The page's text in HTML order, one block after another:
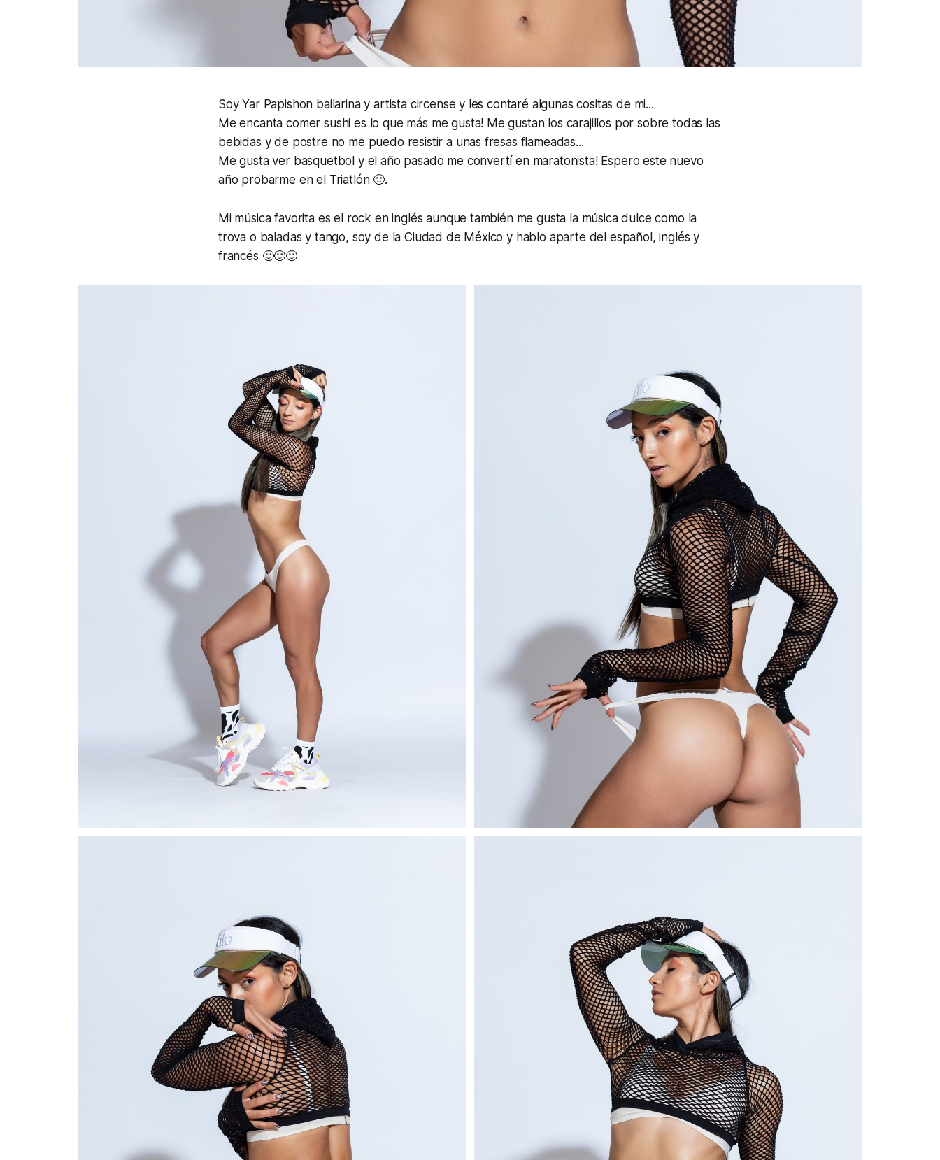
Soy Yar Papishon bailarina y artista circense y les contaré algunas cositas de mi...
Me encanta comer sushi es lo que más me gusta! Me gustan los carajillos por sobre todas las
bebidas y de postre no me puedo resistir a unas fresas flameadas...
Me gusta ver basquetbol y el año pasado me convertí en maratonista! Espero este nuevo
año probarme en el Triatlón 🙂.
Mi música favorita es el rock en inglés aunque también me gusta la música dulce como la
trova o baladas y tango, soy de la Ciudad de México y hablo aparte del español, inglés y
francés 🙂🙂🙂